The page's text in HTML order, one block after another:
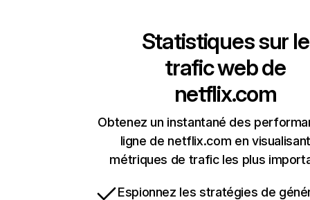
Statistiques sur le
trafic web de
netflix.com
Obtenez un instantané des
ligne de netflix.com en
métriques de trafic les plus
Espionnez les stratégies de